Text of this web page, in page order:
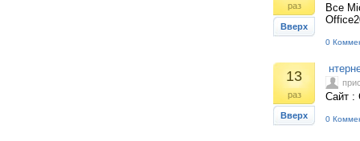
раз
Вверх
Все
0
13
раз
Вверх
Сайт :
0